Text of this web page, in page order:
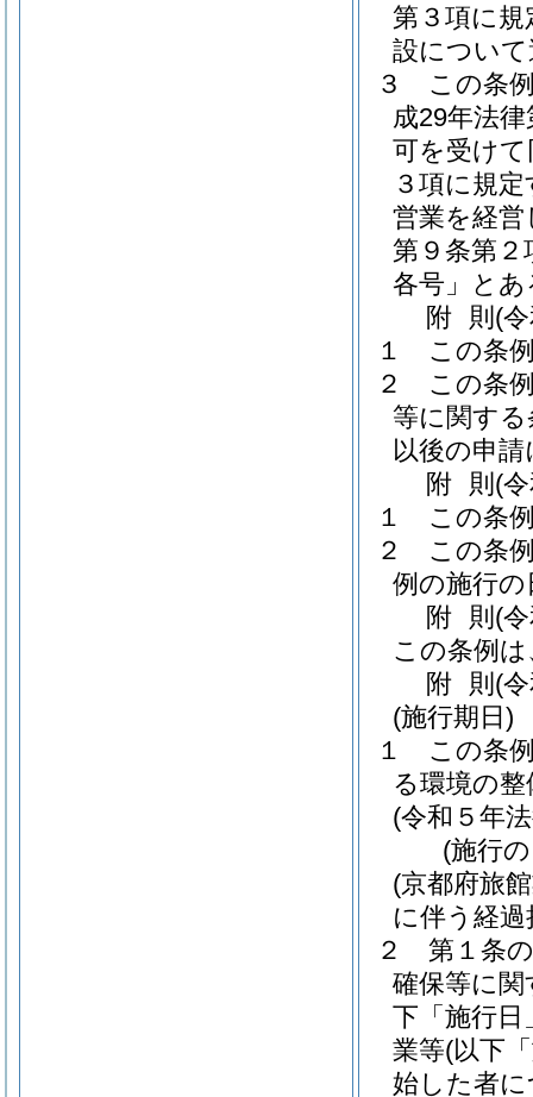
第３項に
設につい
３
この条
成29年法律
可を受け
３項に規
営業を経
第９条第
各号」と
附 則 (
１
この条
２
この条
等に関す
以後の申
附 則 (
１
この条
２
この条
例の施行
附 則 (
この条例
附 則 (
(施行期日)
１
この条
る環境の
(令和５年
(施行
(京都府旅
に伴う経過
２
第１条
確保等に
下「施行
業等(以下
始した者